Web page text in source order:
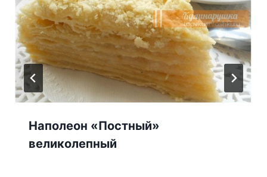
Наполеон «Постный»
великолепный